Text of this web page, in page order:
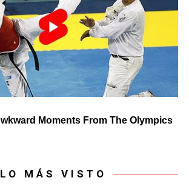
LO MÁS VISTO